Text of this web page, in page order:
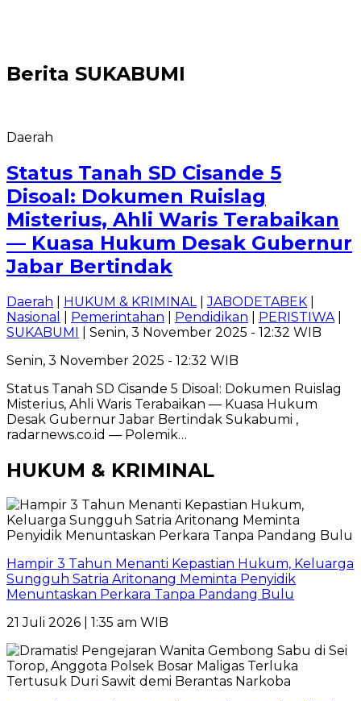
Berita SUKABUMI
Daerah
Status Tanah SD Cisande 5
Disoal: Dokumen Ruislag
Misterius, Ahli Waris Terabaikan
— Kuasa Hukum Desak Gubernur
Jabar Bertindak
Daerah HUKUM & KRIMINAL |JABODETABEK
Nasional
Pemerintahan Pendidikan PERISTIWA
SUKABUMI
| Senin, 3 November 2025 - 12:32 WIB
Senin, 3 November 2025 - 12:32 WIB
Status Tanah SD Cisande 5 Disoal: Dokumen Ruislag
Misterius, Ahli Waris Terabaikan — Kuasa Hukum
Desak Gubernur Jabar Bertindak Sukabumi ,
radarnews.co.id — Polemik…
HUKUM & KRIMINAL
Hampir 3 Tahun Menanti Kepastian Hukum, Keluarga
Sungguh Satria Aritonang Meminta Penyidik
Menuntaskan Perkara Tanpa Pandang Bulu
21 Juli 2026 | 1:35 am WIB